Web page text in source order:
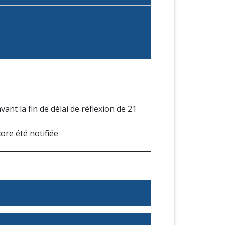
la fin de délai de réflexion de 21
été notifiée